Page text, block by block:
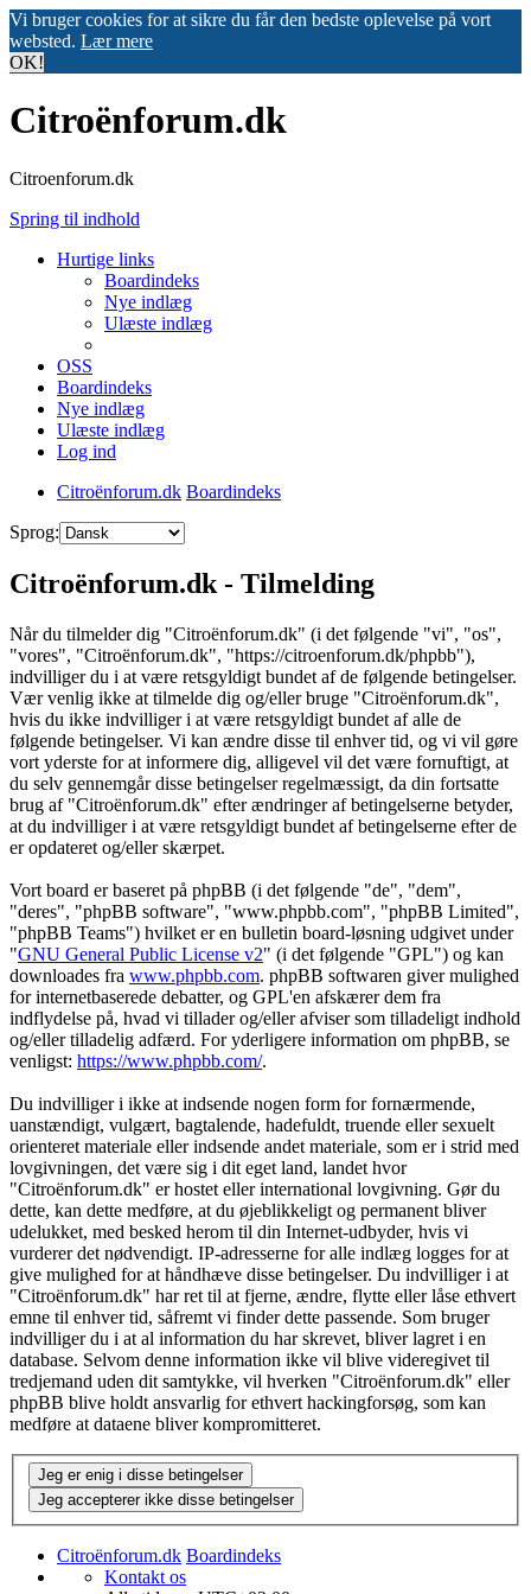
Vi bruger cookies for at sikre du får den bedste oplevelse på vort
websted. Lær mere
OK!
Citroënforum.dk
Citroenforum.dk
Spring til indhold
Hurtige links
Boardindeks
Nye indlæg
Ulæste indlæg
OSS
Boardindeks
Nye indlæg
Ulæste indlæg
Log ind
Citroënforum.dk Boardindeks
Sprog:
Citroënforum.dk - Tilmelding
Når du tilmelder dig "Citroënforum.dk" (i det følgende "vi", "os",
"vores", "Citroënforum.dk", "https://citroenforum.dk/phpbb"),
indvilliger du i at være retsgyldigt bundet af de følgende betingelser.
Vær venlig ikke at tilmelde dig og/eller bruge "Citroënforum.dk",
hvis du ikke indvilliger i at være retsgyldigt bundet af alle de
følgende betingelser. Vi kan ændre disse til enhver tid, og vi vil gøre
vort yderste for at informere dig, alligevel vil det være fornuftigt, at
du selv gennemgår disse betingelser regelmæssigt, da din fortsatte
brug af "Citroënforum.dk" efter ændringer af betingelserne betyder,
at du indvilliger i at være retsgyldigt bundet af betingelserne efter de
er opdateret og/eller skærpet.
Vort board er baseret på phpBB (i det følgende "de", "dem",
"deres", "phpBB software", "www.phpbb.com", "phpBB Limited",
"phpBB Teams") hvilket er en bulletin board-løsning udgivet under
"GNU General Public License v2" (i det følgende "GPL") og kan
downloades fra www.phpbb.com. phpBB softwaren giver mulighed
for internetbaserede debatter, og GPL'en afskærer dem fra
indflydelse på, hvad vi tillader og/eller afviser som tilladeligt indhold
og/eller tilladelig adfærd. For yderligere information om phpBB, se
venligst: https://www.phpbb.com/.
Du indvilliger i ikke at indsende nogen form for fornærmende,
uanstændigt, vulgært, bagtalende, hadefuldt, truende eller sexuelt
orienteret materiale eller indsende andet materiale, som er i strid med
lovgivningen, det være sig i dit eget land, landet hvor
"Citroënforum.dk" er hostet eller international lovgivning. Gør du
dette, kan dette medføre, at du øjeblikkeligt og permanent bliver
udelukket, med besked herom til din Internet-udbyder, hvis vi
vurderer det nødvendigt. IP-adresserne for alle indlæg logges for at
give mulighed for at håndhæve disse betingelser. Du indvilliger i at
"Citroënforum.dk" har ret til at fjerne, ændre, flytte eller låse ethvert
emne til enhver tid, såfremt vi finder dette passende. Som bruger
indvilliger du i at al information du har skrevet, bliver lagret i en
database. Selvom denne information ikke vil blive videregivet til
tredjemand uden dit samtykke, vil hverken "Citroënforum.dk" eller
phpBB blive holdt ansvarlig for ethvert hackingforsøg, som kan
medføre at dataene bliver kompromitteret.
Citroënforum.dk Boardindeks
Kontakt os